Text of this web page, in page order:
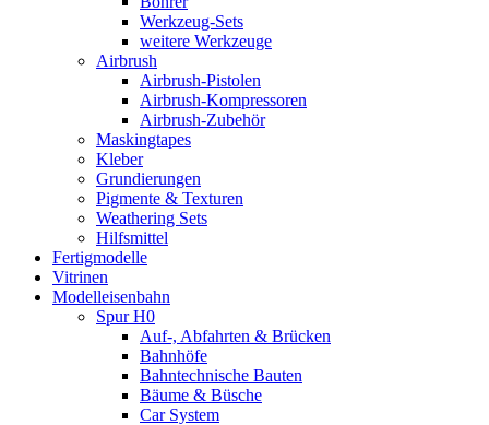
Werkzeug-Sets
weitere Werkzeuge
Airbrush
Airbrush-Pistolen
Airbrush-Kompressoren
Airbrush-Zubehör
Maskingtapes
Kleber
Grundierungen
Pigmente & Texturen
Weathering Sets
Hilfsmittel
Fertigmodelle
Vitrinen
Modelleisenbahn
Spur H0
Auf-, Abfahrten & Brücken
Bahnhöfe
Bahntechnische Bauten
Bäume & Büsche
Car System